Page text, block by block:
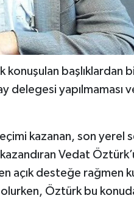
konuşulan başlıklardan
delegesi yapılmaması
kazanan, son yerel
Vedat
açık desteğe rağmen
Öztürk bu